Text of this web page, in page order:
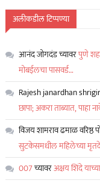
अलीकडील टिप्पण्या
आनंद जोगदंडच्यावरपुणे
मोबईलचा पासवर्ड…
Rajesh janardhan
छापा; अकरा ताब्यात, पाहा
विजय शामराव ढमाळ वरिष्ठ
सुटकेसमधील महिलेच्या
007च्यावरअक्षय शिंदे